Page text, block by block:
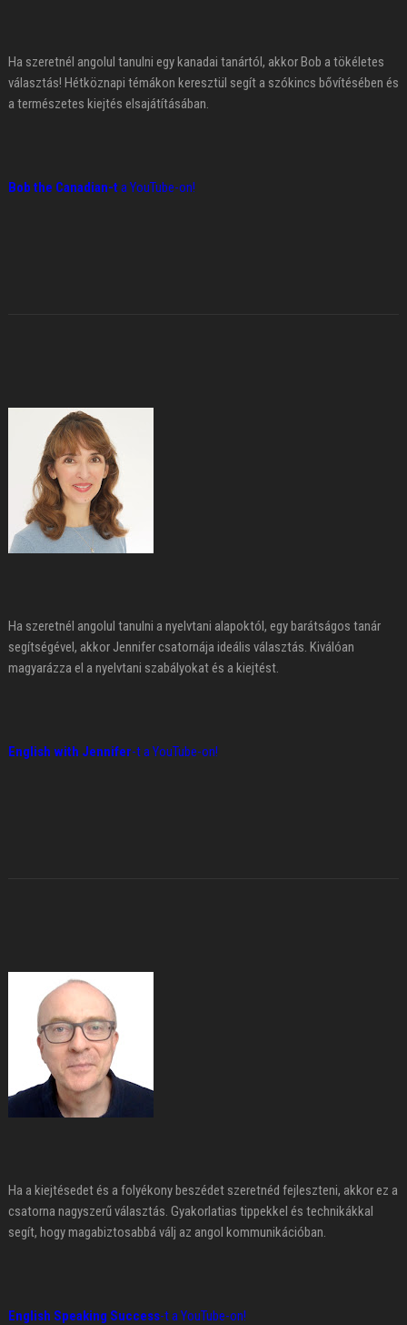
Ha szeretnél angolul tanulni egy kanadai tanártól, akkor Bob a tökéletes
választás! Hétköznapi témákon keresztül segít a szókincs bővítésében és
a természetes kiejtés elsajátításában.
Bob the Canadian-t a YouTube-on!
Ha szeretnél angolul tanulni a nyelvtani alapoktól, egy barátságos tanár
segítségével, akkor Jennifer csatornája ideális választás. Kiválóan
magyarázza el a nyelvtani szabályokat és a kiejtést.
English with Jennifer-t a YouTube-on!
Ha a kiejtésedet és a folyékony beszédet szeretnéd fejleszteni, akkor ez a
csatorna nagyszerű választás. Gyakorlatias tippekkel és technikákkal
segít, hogy magabiztosabbá válj az angol kommunikációban.
English Speaking Success-t a YouTube-on!